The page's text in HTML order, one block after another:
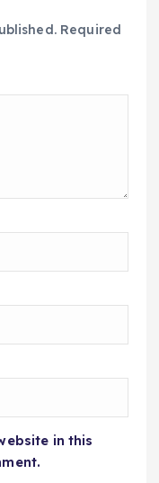
Required
in this